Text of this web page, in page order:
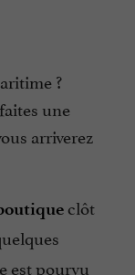
?
une
arriverez
clôt
est pourvu